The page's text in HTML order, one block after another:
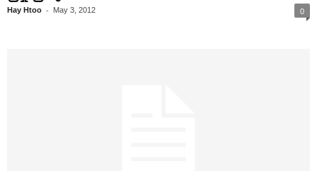
Hay Htoo - May 3, 2012 0